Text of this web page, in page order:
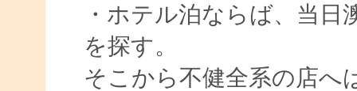
・ホテル泊ならば、当
を探す。
そこから不健全系の店へ